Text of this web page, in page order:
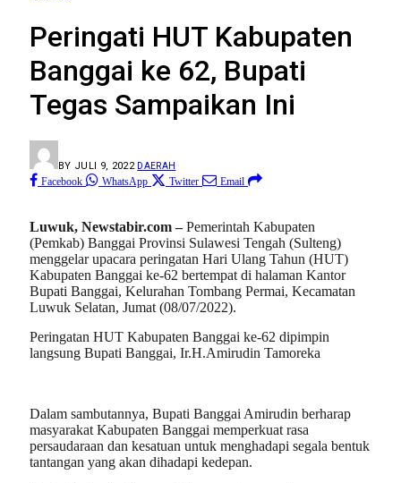
Peringati HUT Kabupaten
Banggai ke 62, Bupati
Tegas Sampaikan Ini
BY JULI 9, 2022 DAERAH
Facebook WhatsApp Twitter Email
Luwuk, Newstabir.com –Pemerintah Kabupaten
(Pemkab) Banggai Provinsi Sulawesi Tengah (Sulteng)
menggelar upacara peringatan Hari Ulang Tahun (HUT)
Kabupaten Banggai ke-62 bertempat di halaman Kantor
Bupati Banggai, Kelurahan Tombang Permai, Kecamatan
Luwuk Selatan, Jumat (08/07/2022).
Peringatan HUT Kabupaten Banggai ke-62 dipimpin
langsung Bupati Banggai, Ir.H.Amirudin Tamoreka
Dalam sambutannya, Bupati Banggai Amirudin berharap
masyarakat Kabupaten Banggai memperkuat rasa
persaudaraan dan kesatuan untuk menghadapi segala bentuk
tantangan yang akan dihadapi kedepan.